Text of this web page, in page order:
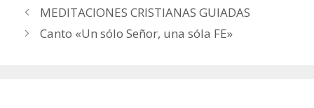
MEDITACIONES CRISTIANAS GUIADAS
Canto «Un sólo Señor, una sóla FE»